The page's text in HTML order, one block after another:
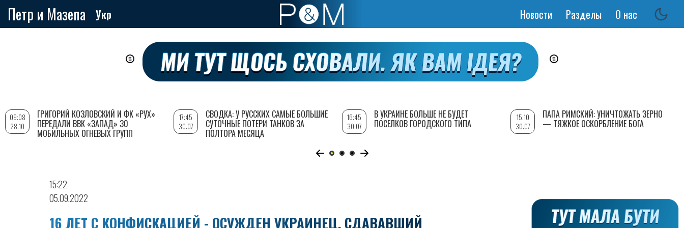
Петр и Мазепа Укр
Основная
Новости Разделы О нас
15:22
05.09.2022
16 ЛЕТ С КОНФИСКАЦИЕЙ - ОСУЖДЕН УКРАИНЕЦ, СДАВАВШИЙ
09:08
28.10
ГРИГОРИЙ КОЗЛОВСКИЙ И ФК «РУХ»
ПЕРЕДАЛИ ВВК «ЗАПАД» 30
МОБИЛЬНЫХ ОГНЕВЫХ ГРУПП
17:45
30.07
СВОДКА: У РУССКИХ САМЫЕ БОЛЬШИЕ
СУТОЧНЫЕ ПОТЕРИ ТАНКОВ ЗА
ПОЛТОРА МЕСЯЦА
16:45
30.07
В УКРАИНЕ БОЛЬШЕ НЕ БУДЕТ
ПОСЕЛКОВ ГОРОДСКОГО ТИПА
15:10
30.07
ПАПА РИМСКИЙ: УНИЧТОЖАТЬ ЗЕРНО
— ТЯЖКОЕ ОСКОРБЛЕНИЕ БОГА